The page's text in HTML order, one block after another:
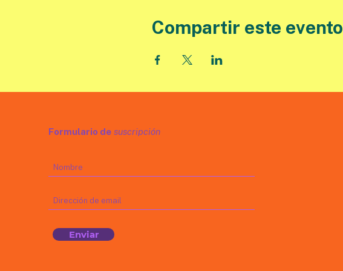
Compartir este evento
Formulario de suscripción
Enviar